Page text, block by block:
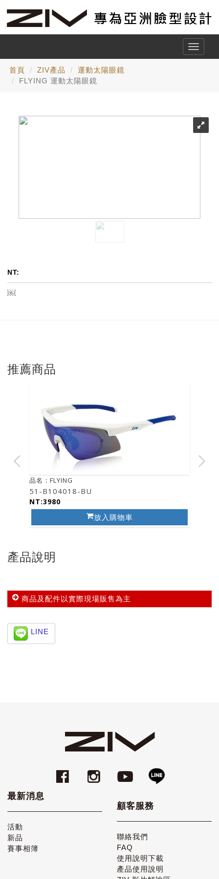
Toggle
首頁 ZIV產品
運動太陽眼鏡
FLYING 運動太陽眼鏡
NT:
￼
推薦商品
品名：FLYING
51-B104018-BU
NT:3980
放入購物車
產品說明
商品及配件以實際現場販售為主
LINE
最新消息
活動
新品
賽事相簿
顧客服務
聯絡我們
FAQ
使用說明下載
產品使用說明